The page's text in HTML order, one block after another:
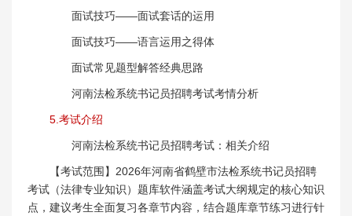
面试技巧——面试套话的运用
面试技巧——语言运用之得体
面试常见题型解答经典思路
河南法检系统书记员招聘考试考情分析
5.考试介绍
河南法检系统书记员招聘考试：相关介绍
【考试范围】2026年河南省鹤壁市法检系统书记员招聘
考试（法律专业知识）题库软件涵盖考试大纲规定的核心知识
点，建议考生全面复习各章节内容，结合题库章节练习进行针